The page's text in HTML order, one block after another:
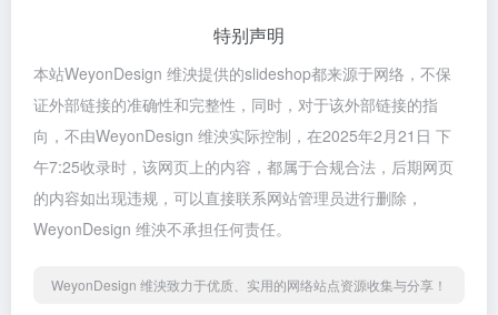
特别声明
本站WeyonDesign 维泱提供的slideshop都来源于网络，不保
证外部链接的准确性和完整性，同时，对于该外部链接的指
向，不由WeyonDesign 维泱实际控制，在2025年2月21日 下
午7:25收录时，该网页上的内容，都属于合规合法，后期网页
的内容如出现违规，可以直接联系网站管理员进行删除，
WeyonDesign 维泱不承担任何责任。
WeyonDesign 维泱致力于优质、实用的网络站点资源收集与分享！